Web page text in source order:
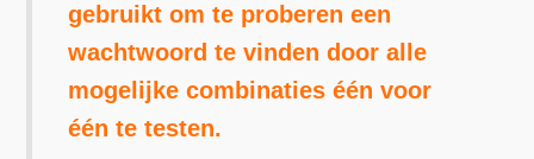
gebruikt om te proberen een
wachtwoord te vinden door alle
mogelijke combinaties één voor
één te testen.